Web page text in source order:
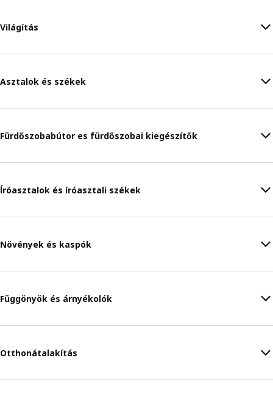
Világítás
Asztalok és székek
Fürdőszobabútor es fürdőszobai kiegészítők
Íróasztalok és íróasztali székek
Növények és kaspók
Függönyök és árnyékolók
Otthonátalakítás